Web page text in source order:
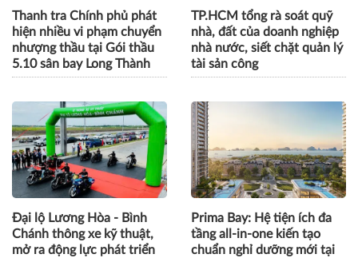
Thanh tra Chính phủ phát
hiện nhiều vi phạm chuyển
nhượng thầu tại Gói thầu
5.10 sân bay Long Thành
TP.HCM tổng rà soát quỹ
nhà, đất của doanh nghiệp
nhà nước, siết chặt quản lý
tài sản công
Đại lộ Lương Hòa - Bình
Chánh thông xe kỹ thuật,
mở ra động lực phát triển
Prima Bay: Hệ tiện ích đa
tầng all-in-one kiến tạo
chuẩn nghỉ dưỡng mới tại